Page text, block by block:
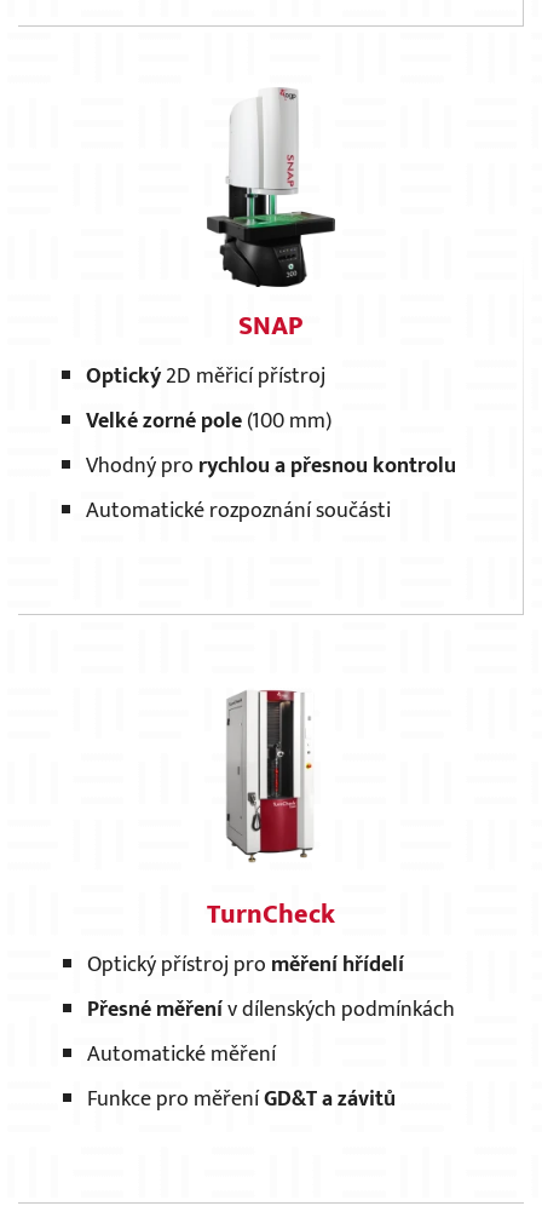
SNAP
Optický2D měřicí přístroj
Velké zorné pole(100 mm)
Vhodný pro rychlou a přesnou kontrolu
Automatické rozpoznání součásti
TurnCheck
Optický přístroj pro měření hřídelí
Přesné měřenív dílenských podmínkách
Automatické měření
Funkce pro měřeníGD&T a závitů